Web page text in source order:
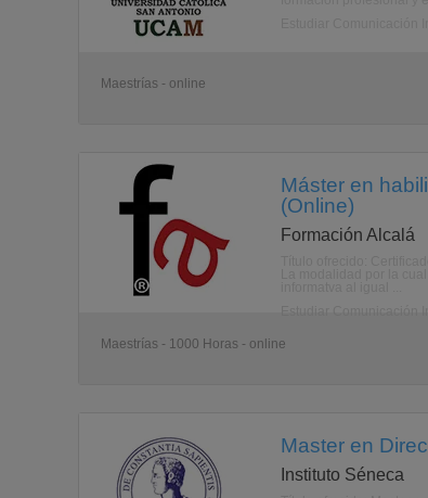
Maestrías - online
Máster en
(Online)
Formación Alcalá
Maestrías - 1000 Horas - online
Master en
Instituto Séneca